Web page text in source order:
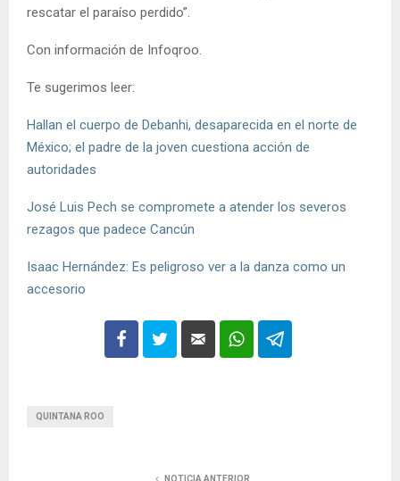
rescatar el paraíso perdido”.
Con información de Infoqroo.
Te sugerimos leer:
Hallan el cuerpo de Debanhi, desaparecida en el norte de
México; el padre de la joven cuestiona acción de
autoridades
José Luis Pech se compromete a atender los severos
rezagos que padece Cancún
Isaac Hernández: Es peligroso ver a la danza como un
accesorio
QUINTANA ROO
NOTICIA ANTERIOR